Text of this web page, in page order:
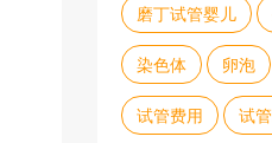
磨丁试管婴儿
染色体 卵泡
试管费用 试